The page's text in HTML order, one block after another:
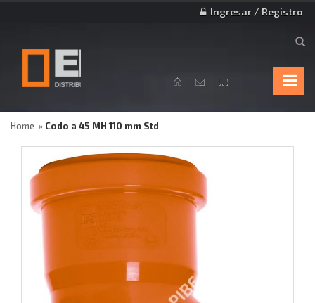
Ingresar / Registro
Home Codo a 45 MH 110 mm Std